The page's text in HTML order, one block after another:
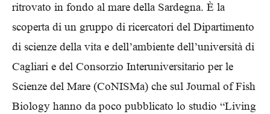
ritrovato in fondo al mare della Sardegna. È la
scoperta di un gruppo di ricercatori del Dipartimento
di scienze della vita e dell’ambiente dell’università di
Cagliari e del Consorzio Interuniversitario per le
Scienze del Mare (CoNISMa) che sul Journal of Fish
Biology hanno da poco pubblicato lo studio “Living